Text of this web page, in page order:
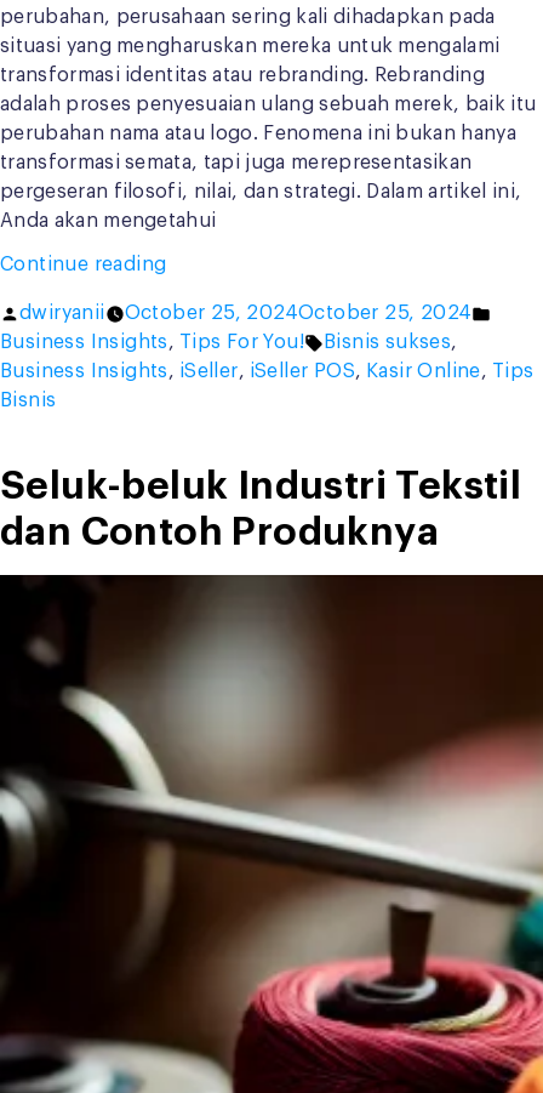
perubahan, perusahaan sering kali dihadapkan pada
situasi yang mengharuskan mereka untuk mengalami
transformasi identitas atau rebranding. Rebranding
adalah proses penyesuaian ulang sebuah merek, baik itu
perubahan nama atau logo. Fenomena ini bukan hanya
transformasi semata, tapi juga merepresentasikan
pergeseran filosofi, nilai, dan strategi. Dalam artikel ini,
Anda akan mengetahui
Continue reading“Rebranding
Pembaruan
Merek,
Apa
Diubah?”
Posted
by
dwiryanii October 25, 2024October 25, 2024
Business Insights, Tips For You! Tags:
Bisnis sukses,
Business Insights, iSeller, iSeller POS, Kasir Online, Tips
Bisnis
Seluk-beluk Industri Tekstil
dan Contoh Produknya